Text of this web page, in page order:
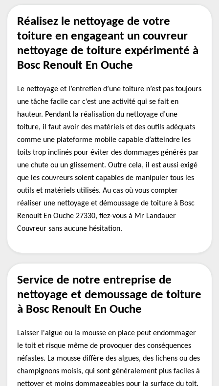
Réalisez le nettoyage de votre
toiture en engageant un couvreur
nettoyage de toiture expérimenté à
Bosc Renoult En Ouche
Le nettoyage et l’entretien d’une toiture n’est pas toujours
une tâche facile car c’est une activité qui se fait en
hauteur. Pendant la réalisation du nettoyage d’une
toiture, il faut avoir des matériels et des outils adéquats
comme une plateforme mobile capable d’atteindre les
toits trop inclinés pour éviter des dommages générés par
une chute ou un glissement. Outre cela, il est aussi exigé
que les couvreurs soient capables de manipuler tous les
outils et matériels utilisés. Au cas où vous compter
réaliser une nettoyage et démoussage de toiture à Bosc
Renoult En Ouche 27330, fiez-vous à Mr Landauer
Couvreur sans aucune hésitation.
Service de notre entreprise de
nettoyage et demoussage de toiture
à Bosc Renoult En Ouche
Laisser l'algue ou la mousse en place peut endommager
le toit et risque même de provoquer des conséquences
néfastes. La mousse diffère des algues, des lichens ou des
champignons moisis, qui sont généralement plus faciles à
nettoyer et moins dommageables pour la surface du toit.